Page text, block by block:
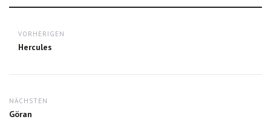
navigation
VORHERIGEN
Previous
Hercules
NÄCHSTEN
Next
Göran